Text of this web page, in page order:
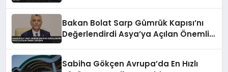
Bakan Bolat Sarp Gümrük Kapısı’nı
Değerlendirdi Asya’ya Açılan Önemli
Sabiha Gökçen Avrupa’da En Hızlı